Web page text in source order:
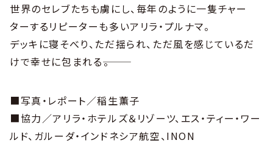
世界のセレブたちも虜にし、毎年のように一隻チャー
ターするリピーターも多いアリラ・プルナマ。
デッキに寝そべり、ただ揺られ、ただ風を感じているだ
けで幸せに包まれる―――。
■写真・レポート／稲生薫子
■協力／アリラ・ホテルズ＆リゾーツ、エス・ティー・ワー
ルド、ガルーダ・インドネシア航空、INON